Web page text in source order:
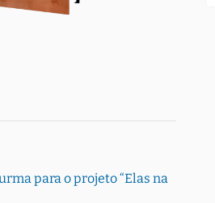
para o projeto “Elas na